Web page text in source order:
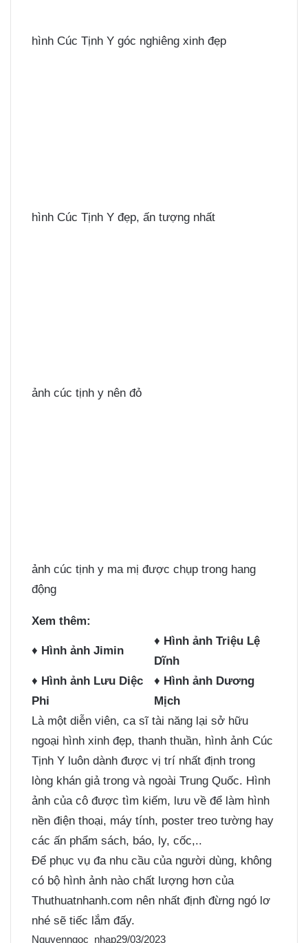
hình Cúc Tịnh Y góc nghiêng xinh đẹp
hình Cúc Tịnh Y đẹp, ấn tượng nhất
ảnh cúc tịnh y nên đỏ
ảnh cúc tịnh y ma mị được chụp trong hang
động
Xem thêm:
♦ Hình ảnh Jimin
♦ Hình ảnh Triệu Lệ
Dĩnh
♦ Hình ảnh Lưu Diệc
Phi
♦ Hình ảnh Dương
Mịch
Là một diễn viên, ca sĩ tài năng lại sở hữu
ngoại hình xinh đẹp, thanh thuần, hình ảnh Cúc
Tịnh Y luôn dành được vị trí nhất định trong
lòng khán giả trong và ngoài Trung Quốc. Hình
ảnh của cô được tìm kiếm, lưu về để làm hình
nền điện thoại, máy tính, poster treo tường hay
các ấn phẩm sách, báo, ly, cốc,..
Để phục vụ đa nhu cầu của người dùng, không
có bộ hình ảnh nào chất lượng hơn của
Thuthuatnhanh.com nên nhất định đừng ngó lơ
nhé sẽ tiếc lắm đấy.
Nguyenngoc_nhap29/03/2023